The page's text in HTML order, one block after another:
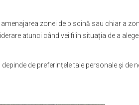
zonei de piscină sau chiar a
atunci când vei fi în situația de a
de preferințele tale personale și de